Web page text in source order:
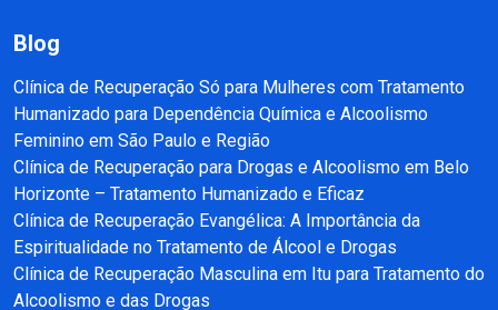
Blog
Clínica de Recuperação Só para Mulheres com Tratamento
Humanizado para Dependência Química e Alcoolismo
Feminino em São Paulo e Região
Clínica de Recuperação para Drogas e Alcoolismo em Belo
Horizonte – Tratamento Humanizado e Eficaz
Clínica de Recuperação Evangélica: A Importância da
Espiritualidade no Tratamento de Álcool e Drogas
Clínica de Recuperação Masculina em Itu para Tratamento do
Alcoolismo e das Drogas